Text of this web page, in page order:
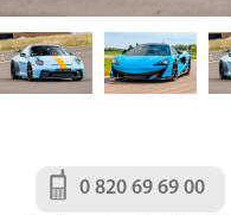
0 820 69 69 00